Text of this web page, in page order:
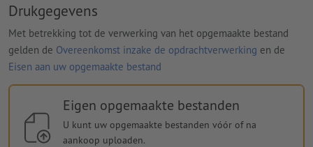
Drukgegevens
Met betrekking tot de verwerking van het opgemaakte bestand
gelden de Overeenkomst inzake de opdrachtverwerking en de
Eisen aan uw opgemaakte bestand
Eigen opgemaakte bestanden
U kunt uw opgemaakte bestanden vóór of na
aankoop uploaden.